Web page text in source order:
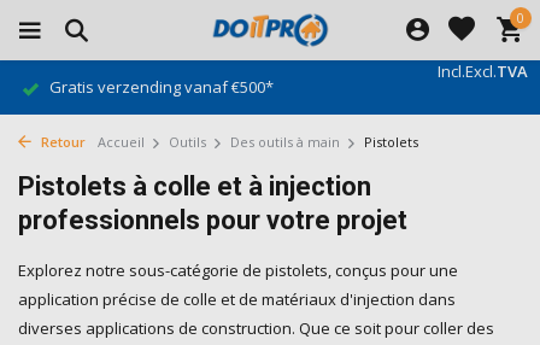
0
Incl.Excl.TVA
Gratis verzending vanaf €500*
Retour Accueil Outils Des outils à main Pistolets
Pistolets à colle et à injection
professionnels pour votre projet
Explorez notre sous-catégorie de pistolets, conçus pour une
application précise de colle et de matériaux d'injection dans
diverses applications de construction. Que ce soit pour coller des